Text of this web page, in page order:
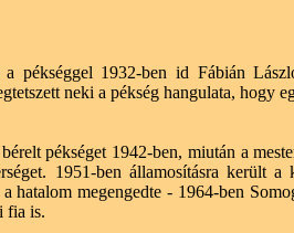
a pékséggel 1932-ben id Fábián
neki a pékség hangulata, hogy
pékséget 1942-ben, miután a
1951-ben államosításra került
hatalom megengedte - 1964-ben
fia is.